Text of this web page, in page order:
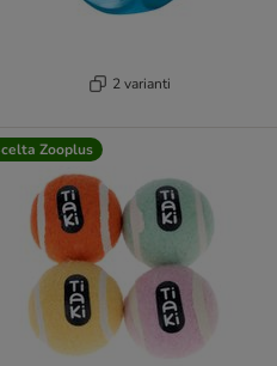
2 varianti
Zooplus